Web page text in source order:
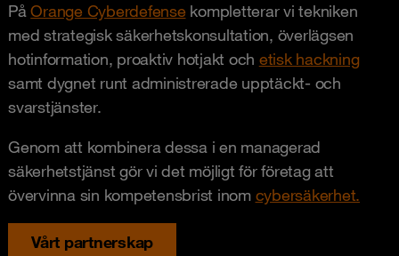
PåOrange Cyberdefensekompletterar vi tekniken
med strategisk säkerhetskonsultation, överlägsen
hotinformation, proaktiv hotjakt och etisk hackning
samt dygnet runt administrerade upptäckt- och
svarstjänster.
Genom att kombinera dessa i en managerad
säkerhetstjänst gör vi det möjligt för företag att
övervinna sin kompetensbrist inom cybersäkerhet.
Vårt partnerskap